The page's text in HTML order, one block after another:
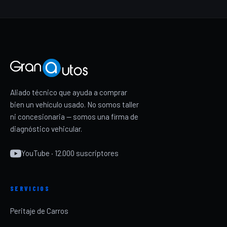
Aliado técnico que ayuda a comprar
bien un vehículo usado. No somos taller
ni concesionaria — somos una firma de
diagnóstico vehicular.
YouTube · 12.000 suscriptores
SERVICIOS
Peritaje de Carros